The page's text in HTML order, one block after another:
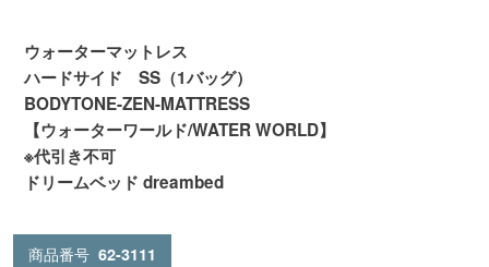
ウォーターマットレス
ハードサイド SS（1バッグ）
BODYTONE-ZEN-MATTRESS
【ウォーターワールド/WATER WORLD】
※代引き不可
ドリームベッド dreambed
商品番号 62-3111